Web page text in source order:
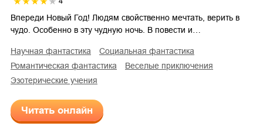
Впереди Новый Год! Людям свойственно мечтать, верить в
чудо. Особенно в эту чудную ночь. В повести и…
научная фантастика
социальная фантастика
романтическая фантастика
веселые приключения
эзотерические учения
Читать онлайн